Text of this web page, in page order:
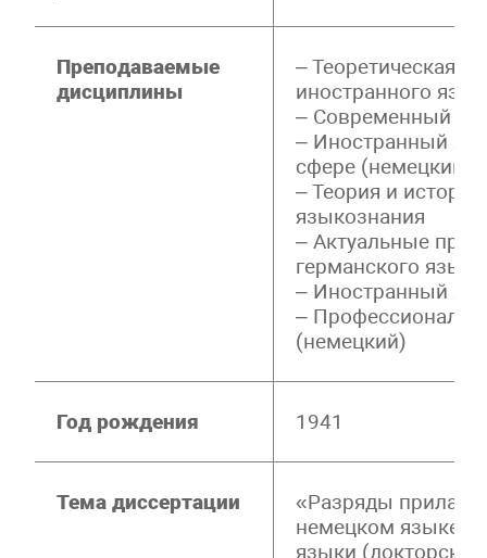
Преподаваемые
дисциплины
– Теоретическая
иностранного
– Современный
– Иностранный
сфере (немецкий)
– Теория и
языкознания
– Актуальные
германского
– Иностранный
–
(немецкий)
Год рождения 1941
Тема диссертации
«Разряды
немецком языке»
языки